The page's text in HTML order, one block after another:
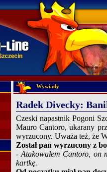
Wywiady
Radek Divecky:
Czeski napastnik Pogoni
Mauro Cantoro, ukarany
wyrzucony. Uważa też, że
Został pan wyrzucony z
- Atakowałem Cantoro, on
kartkę.